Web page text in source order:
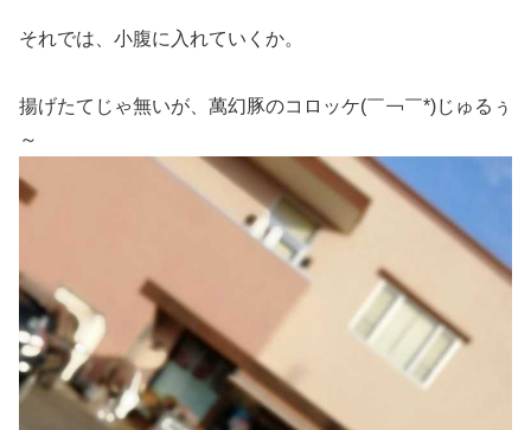
それでは、小腹に入れていくか。
揚げたてじゃ無いが、萬幻豚のコロッケ(￣￢￣*)じゅるぅ
～